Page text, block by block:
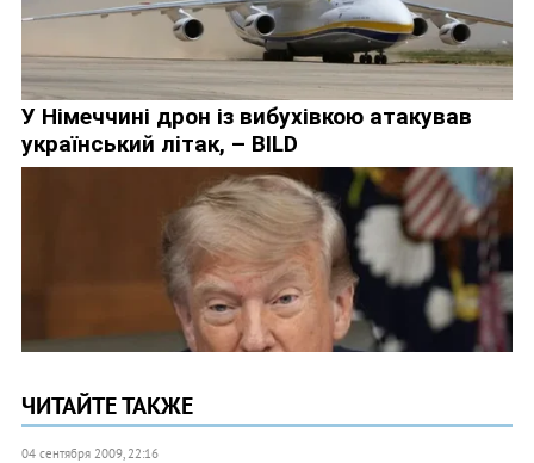
ЧИТАЙТЕ ТАКЖЕ
04 сентября 2009, 22:16